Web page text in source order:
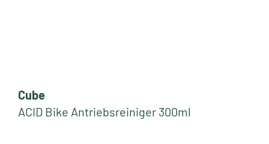
Cube
ACID Bike Antriebsreiniger 300ml